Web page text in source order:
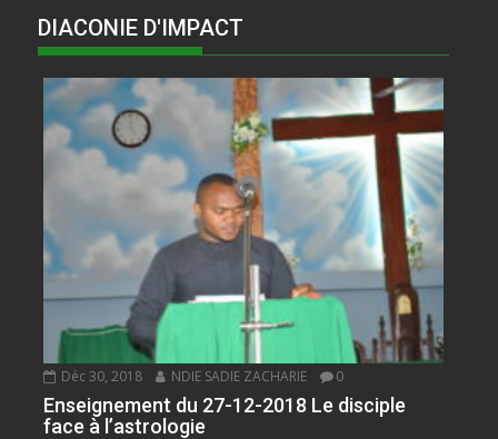
DIACONIE D'IMPACT
Déc 30, 2018 NDIE SADIE ZACHARIE 0
Enseignement du 27-12-2018 Le disciple
face à l’astrologie